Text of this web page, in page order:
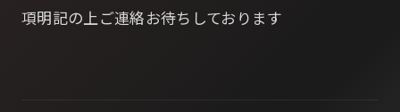
項明記の上ご連絡お待ちしております